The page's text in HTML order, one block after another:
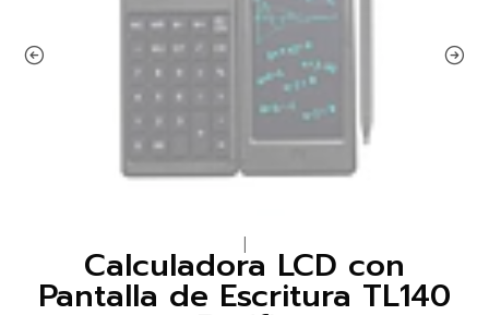
Calculadora LCD con
Pantalla de Escritura TL140